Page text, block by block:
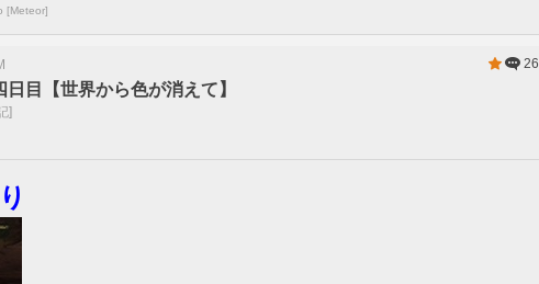
[Meteor]
26
目【世界から色が消えて】
]